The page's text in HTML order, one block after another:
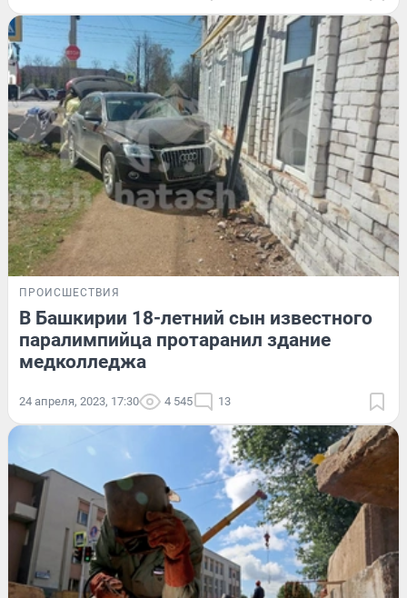
ПРОИСШЕСТВИЯ
В Башкирии 18-летний сын известного
паралимпийца протаранил здание
медколледжа
24 апреля, 2023, 17:30 4 545 13